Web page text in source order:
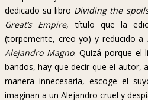
dedicado su libro Dividing the
Great’s Empire, título que la
(torpemente, creo yo) y reducido a
Alejandro Magno. Quizá porque el
bandos, hay que decir que el autor,
manera innecesaria, escoge el
imaginan a un Alejandro cruel y